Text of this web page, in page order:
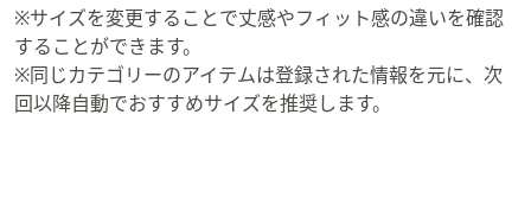
※サイズを変更することで丈感やフィット感の違いを確認
することができます。
※同じカテゴリーのアイテムは登録された情報を元に、次
回以降自動でおすすめサイズを推奨します。